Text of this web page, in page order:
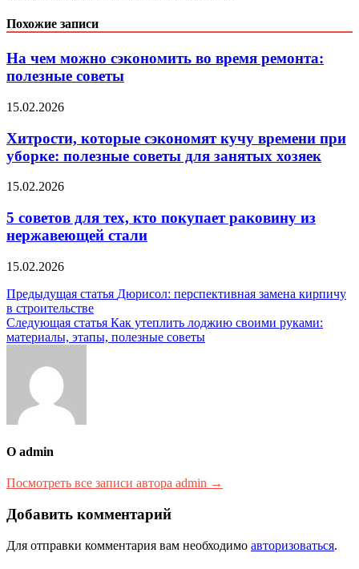
Похожие записи
На чем можно сэкономить во время ремонта:
полезные советы
15.02.2026
Хитрости, которые сэкономят кучу времени при
уборке: полезные советы для занятых хозяек
15.02.2026
5 советов для тех, кто покупает раковину из
нержавеющей стали
15.02.2026
Навигация
по
записям
Предыдущая статья Дюрисол: перспективная замена кирпичу
в строительстве
Следующая статья Как утеплить лоджию своими руками:
материалы, этапы, полезные советы
О admin
Посмотреть все записи автора admin →
Добавить комментарий
Для отправки комментария вам необходимо авторизоваться.